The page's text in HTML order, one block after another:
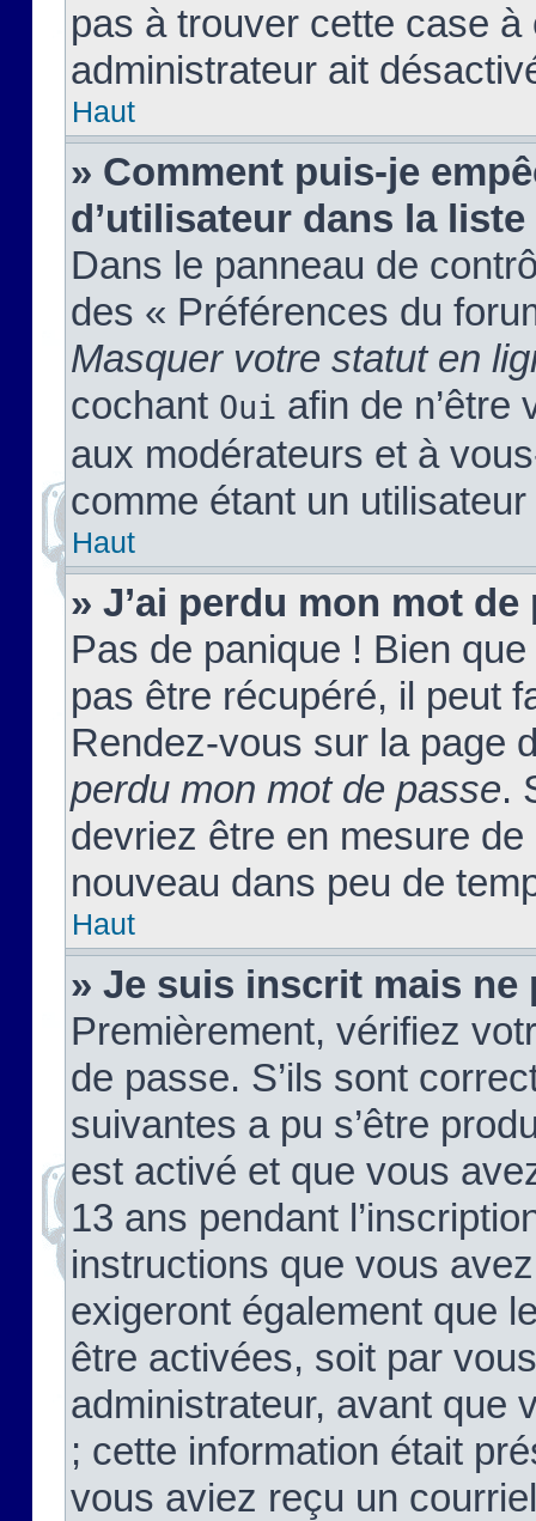
pas à trouver cette case à
administrateur ait
Haut
» Comment puis-je
d’utilisateur dans la
Dans le panneau de
des « Préférences du
Masquer votre statut en
cochant Oui afin de n’être
aux modérateurs et à
comme étant un
Haut
» J’ai perdu mon mot de
Pas de panique ! Bien
pas être récupéré, il peut
Rendez-vous sur la page
perdu mon mot de passe.
devriez être en mesure
nouveau dans peu de
Haut
» Je suis inscrit mais ne
Premièrement, vérifiez
de passe. S’ils sont
suivantes a pu s’être
est activé et que vous
13 ans pendant
instructions que vous
exigeront également que
être activées, soit par
administrateur, avant que
; cette information était
vous aviez reçu un